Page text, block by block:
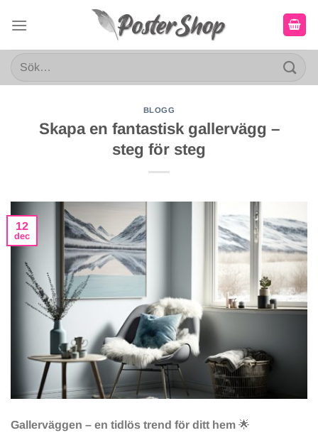
Sök
BLOGG
Skapa en fantastisk gallervägg –
steg för steg
12
dec
Gallerväggen – en tidlös trend för ditt hem 🌟